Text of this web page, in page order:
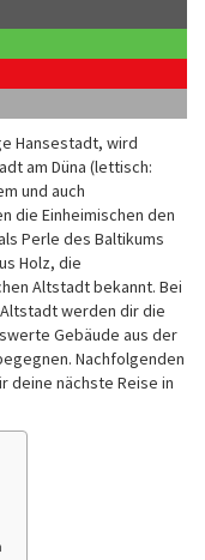
Hansestadt, wird
am Düna (lettisch:
und auch
die Einheimischen den
Perle des Baltikums
Holz, die
Altstadt bekannt. Bei
werden dir die
Gebäude aus der
Nachfolgenden
deine nächste Reise in